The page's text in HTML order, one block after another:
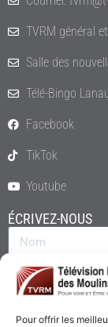
Pour offrir les
TVRM général
Salle des
Télé-Bingo
Facebook
TikTok
Youtube
ÉCRIVEZ-NOUS